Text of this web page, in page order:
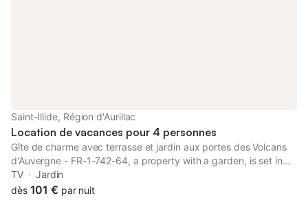
Saint-Illide, Région d'Aurillac
Location de vacances pour 4 personnes
Gîte de charme avec terrasse et jardin aux portes des Volcans
d'Auvergne - FR-1-742-64, a property with a garden, is set in
Saint-Illide, 23 km from Aurillac Congress Centre, 21 km from
Haute Auvergne Golf Course, as well as 40 km from Val Saint-
TV
Jardin
dès 101 € par nuit